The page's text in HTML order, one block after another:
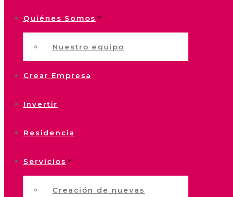
Quiénes Somos
Nuestro equipo
Crear Empresa
Invertir
Residencia
Servicios
Creación de nuevas